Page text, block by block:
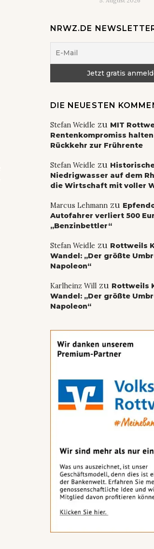
NRWZ.DE
DIE NEUESTEN
Stefan Weidle zu MIT
Rentenkompromiss halten
Rückkehr zur Frührente
Stefan Weidle zu
Niedrigwasser auf dem
die Wirtschaft mit voller
Marcus Lehmannzu
Autofahrer verliert 500
„Benzinbettler“
Stefan Weidle zu Rottweils
Wandel: „Der größte
Napoleon“
Karlheinz Willzu Rottweils
Wandel: „Der größte
Napoleon“